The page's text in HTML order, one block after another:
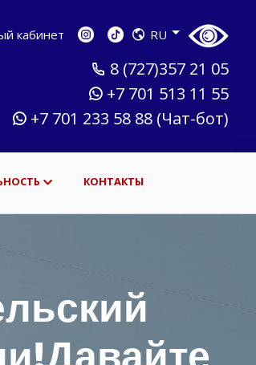
кабинет RU
8 (727)357 21 05
+7 701 513 11 55
+7 701 233 58 88 (Чат-бот)
КОНТАКТЫ